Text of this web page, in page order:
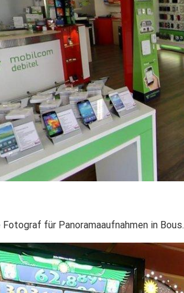
für Panoramaaufnahmen in Bous.